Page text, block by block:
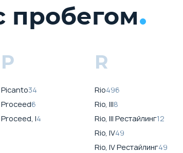
пробегом
P
Picanto34
Proceed6
Proceed, I4
R
Rio496
Rio, III8
Rio, III Рестайлинг12
Rio, IV49
Rio, IV Рестайлинг49